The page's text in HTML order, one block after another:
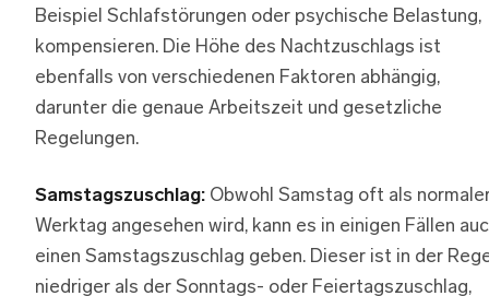
Beispiel Schlafstörungen oder psychische Belastung,
kompensieren. Die Höhe des Nachtzuschlags ist
ebenfalls von verschiedenen Faktoren abhängig,
darunter die genaue Arbeitszeit und gesetzliche
Regelungen.
Samstagszuschlag: Obwohl Samstag oft als
Werktag angesehen wird, kann es in einigen Fällen
einen Samstagszuschlag geben. Dieser ist in der
niedriger als der Sonntags- oder Feiertagszuschlag,